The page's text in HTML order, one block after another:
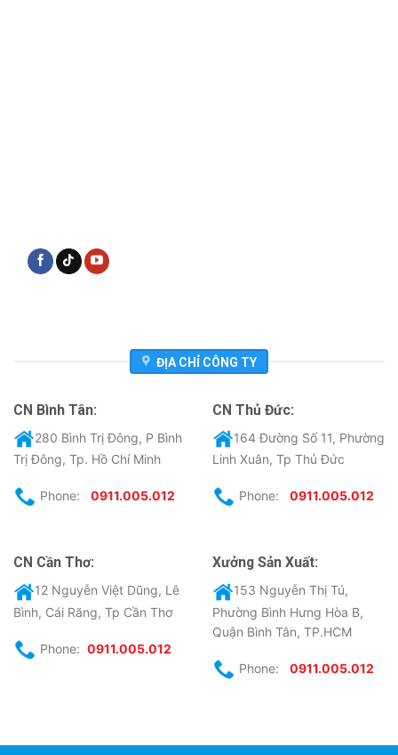
ĐỊA CHỈ CÔNG TY
CN Bình Tân:
280 Bình Trị Đông, P Bình
Trị Đông, Tp. Hồ Chí Minh
Phone: 0911.005.012
CN Thủ Đức:
164 Đường Số 11, Phường
Linh Xuân, Tp Thủ Đức
Phone: 0911.005.012
CN Cần Thơ:
12 Nguyễn Việt Dũng, Lê
Bình, Cái Răng, Tp Cần Thơ
Phone: 0911.005.012
Xưởng Sản Xuất:
153 Nguyễn Thị Tú,
Phường Bình Hưng Hòa B,
Quận Bình Tân, TP.HCM
Phone: 0911.005.012